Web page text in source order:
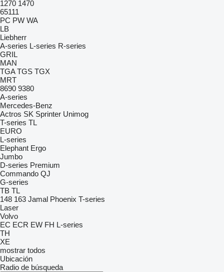
1270 1470
65111
PC PW WA
LB
Liebherr
A-series L-series R-series
GRIL
MAN
TGA TGS TGX
MRT
8690 9380
A-series
Mercedes-Benz
Actros SK Sprinter Unimog
T-series TL
EURO
L-series
Elephant Ergo
Jumbo
D-series Premium
Commando QJ
G-series
TB TL
148 163 Jamal Phoenix T-series
Laser
Volvo
EC ECR EW FH L-series
TH
XE
mostrar todos
Ubicación
Radio de búsqueda